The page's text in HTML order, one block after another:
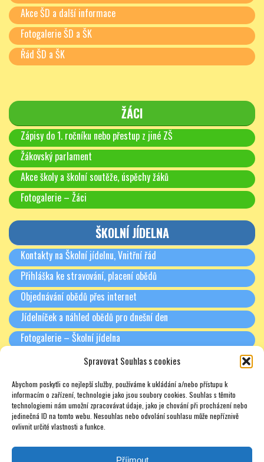
Spravovat Souhlas s cookies
Abychom poskytli co nejlepší služby, používáme k ukládání a/nebo přístupu k
informacím o zařízení, technologie jako jsou soubory cookies. Souhlas s těmito
technologiemi nám umožní zpracovávat údaje, jako je chování při procházení nebo
jedinečná ID na tomto webu. Nesouhlas nebo odvolání souhlasu může nepříznivě
ovlivnit určité vlastnosti a funkce.
Příjmout
Akce ŠD a další informace
Fotogalerie ŠD a ŠK
Řád ŠD a ŠK
ŽÁCI
Zápisy do 1. ročníku nebo přestup z jiné ZŠ
Žákovský parlament
Akce školy a školní soutěže, úspěchy žáků
Fotogalerie – Žáci
ŠKOLNÍ JÍDELNA
Kontakty na Školní jídelnu, Vnitřní řád
Přihláška ke stravování, placení obědů
Objednávání obědů přes internet
Jídelníček a náhled obědů pro dnešní den
Fotogalerie – Školní jídelna
Třídní schůzky + Spolek rodičů (dříve SRPŠ)
Rada školy
Soukromé doučování – zajímavé odkazy – nabídky – texty